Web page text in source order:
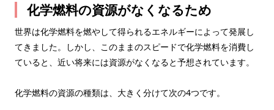
化学燃料の資源がなくなるため
世界は化学燃料を燃やして得られるエネルギーによって発展し
てきました。しかし、このままのスピードで化学燃料を消費し
ていると、近い将来には資源がなくなると予想されています。
化学燃料の資源の種類は、大きく分けて次の4つです。